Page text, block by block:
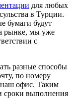
для любых
в Турции.
бумаги будут
рынке, мы уже
с
разные способы
по номеру
наш офис. Таким
сроки выполнения